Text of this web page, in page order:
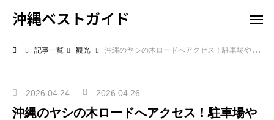
沖縄ベストガイド
記事一覧 観光 沖縄のヤシの木ロードへアクセス！駐車場や写真映え情報も紹介
2026.04.24 2026.04.26
沖縄のヤシの木ロードへアクセス！駐車場や